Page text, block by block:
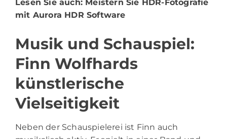
Lesen Sie auch: Meistern Sie HDR-Fotografie
mit Aurora HDR Software
Musik und Schauspiel:
Finn Wolfhards
künstlerische
Vielseitigkeit
Neben der Schauspielerei ist Finn auch